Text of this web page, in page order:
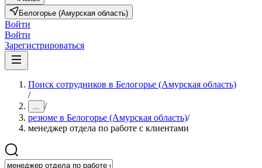
Белогорье (Амурская область)
Войти
Войти
Зарегистрироваться
Поиск сотрудников в Белогорье (Амурская область)
/
... /
резюме в Белогорье (Амурская область)/
менеджер отдела по работе с клиентами